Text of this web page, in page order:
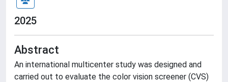
2025
Abstract
An international multicenter study was designed and
carried out to evaluate the color vision screener (CVS)